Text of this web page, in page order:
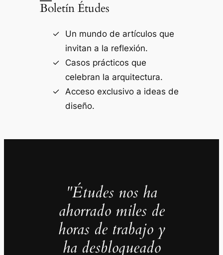
Boletín Études
Un mundo de artículos que
invitan a la reflexión.
Casos prácticos que
celebran la arquitectura.
Acceso exclusivo a ideas de
diseño.
"Études nos ha
ahorrado miles de
horas de trabajo y
ha desbloqueado